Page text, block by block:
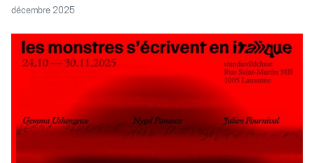
décembre 2025